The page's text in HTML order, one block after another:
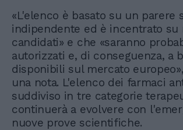
«L'elenco è basato su un parere
indipendente ed è incentrato su
candidati» e che «saranno
autorizzati e, di conseguenza, a
disponibili sul mercato
una nota. L'elenco dei farmaci
suddiviso in tre categorie
continuerà a evolvere con
nuove prove scientifiche.